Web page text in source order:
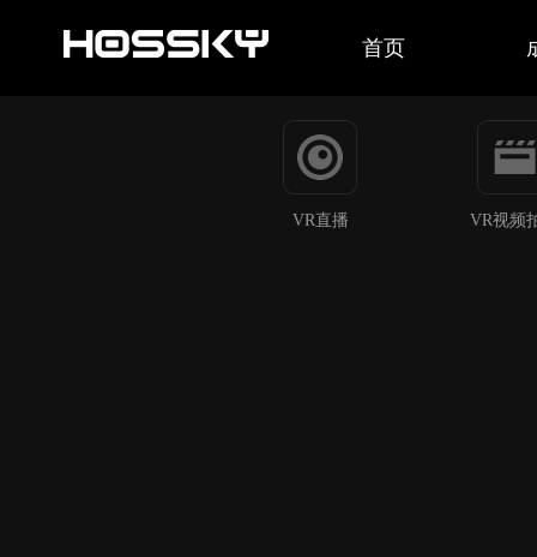
首页
VR直播 VR视频